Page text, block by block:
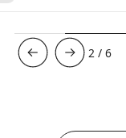
3 /6